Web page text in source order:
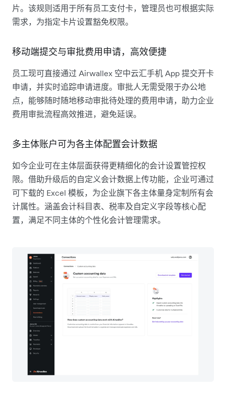
片。该规则适用于所有员工支付卡，管理员也可根据实际
需求，为指定卡片设置豁免权限。
移动端提交与审批费用申请，高效便捷
员工现可直接通过 Airwallex 空中云汇手机 App 提交开卡
申请，并实时追踪申请进度。审批人无需受限于办公地
点，能够随时随地移动审批待处理的费用申请，助力企业
费用审批流程高效推进，避免延误。
多主体账户可为各主体配置会计数据
如今企业可在主体层面获得更精细化的会计设置管控权
限。借助升级后的自定义会计数据上传功能，企业可通过
可下载的 Excel 模板，为企业旗下各主体量身定制所有会
计属性。涵盖会计科目表、税率及自定义字段等核心配
置，满足不同主体的个性化会计管理需求。